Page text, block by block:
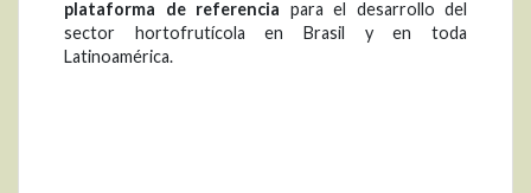
plataforma de referencia para el desarrollo del
sector hortofrutícola en Brasil y en toda
Latinoamérica.